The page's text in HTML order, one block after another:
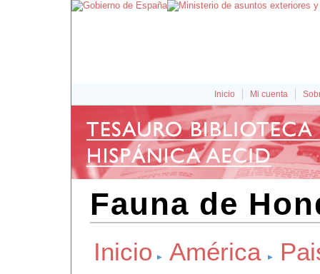
Inicio Mi cuenta
Fauna de
Inicio América